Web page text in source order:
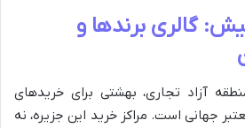
گالری برندها و
آزاد تجاری، بهشتی برای خریدهای
جهانی است. مراکز خرید این جزیره، نه